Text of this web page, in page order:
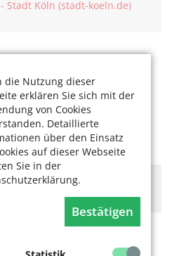
die Nutzung dieser
erklären Sie sich mit der
von Cookies
Detaillierte
über den Einsatz
auf dieser Webseite
Sie in der
Bestätigen
Stadt Köln (stadt-koeln.de)
, Soziales
mit der wir uns
Cookie-Meldung.